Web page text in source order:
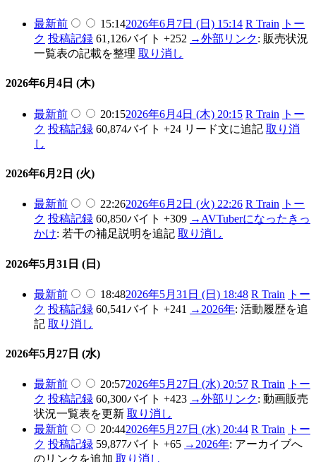
最新前 15:142026年6月7日 (日) 15:14 R Train
トー
ク 投稿記録 61,126バイト +252 →外部リンク: 販売状況
一覧表の記載を整理 取り消し
2026年6月4日 (木)
最新前 20:152026年6月4日 (木) 20:15 R Train
トー
ク 投稿記録 60,874バイト +24 リード文に追記 取り消
し
2026年6月2日 (火)
最新前 22:262026年6月2日 (火) 22:26 R Train
トー
ク 投稿記録 60,850バイト +309 → AVTuberになったきっ
かけ: 若干の補足説明を追記 取り消し
2026年5月31日 (日)
最新前 18:482026年5月31日 (日) 18:48 R Train
トー
ク 投稿記録 60,541バイト +241 → 2026年: 活動履歴を追
記 取り消し
2026年5月27日 (水)
最新前 20:572026年5月27日 (水) 20:57 R Train
トー
ク 投稿記録 60,300バイト +423 →外部リンク: 動画販売
状況一覧表を更新 取り消し
最新前 20:442026年5月27日 (水) 20:44 R Train
トー
ク 投稿記録 59,877バイト +65 → 2026年: アーカイブへ
のリンクを追加 取り消し